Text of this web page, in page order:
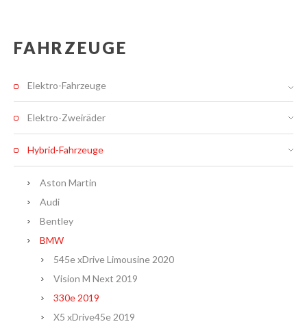
FAHRZEUGE
Elektro-Fahrzeuge
Elektro-Zweiräder
Hybrid-Fahrzeuge
Aston Martin
Audi
Bentley
BMW
545e xDrive Limousine 2020
Vision M Next 2019
330e 2019
X5 xDrive45e 2019